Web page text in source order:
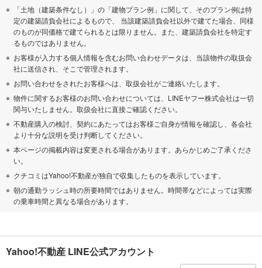
「土地（建築条件なし）」の「建物プラン例」に関して、そのプラン例は特
定の建築請負会社によるもので、 当該建築請負会社以外で建てた場合、同様
のものが同価格で建てられるとは限りません。また、建築請負会社を特定す
るものではありません。
お客様が入力する個人情報を含むお問い合わせデータは、当該物件の取扱会
社に送信され、そこで管理されます。
お問い合わせをされたお客様へは、取扱会社がご連絡いたします。
物件に関するお客様のお問い合わせについては、LINEヤフー株式会社は一切
関与いたしません。取扱会社に直接ご確認ください。
不動産購入の検討、契約にあたってはお客様ご自身が情報を確認し、各会社
より十分な説明を受け判断してください。
本ページの掲載内容は変更される場合があります。あらかじめご了承くださ
い。
クチコミはYahoo!不動産が独自で収集したものを表示しています。
朝の通勤ラッシュ時の所要時間ではありません。時間帯などによっては実際
の乗車時間と異なる場合があります。
Yahoo!不動産 LINE公式アカウント